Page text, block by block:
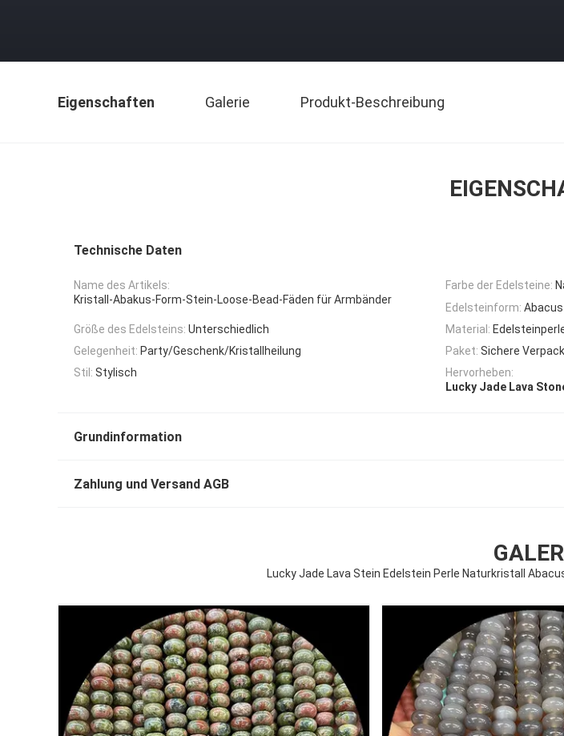
Eigenschaften Galerie Produkt-Beschreibung
Technische Daten
Name des Artikels:
Kristall-Abakus-Form-Stein-Loose-Bead-Fäden für Armbänder
Farbe der Edelsteine:
Edelsteinform:
Größe des Edelsteins: Unterschiedlich Material:
Gelegenheit: Party/Geschenk/Kristallheilung Paket: Sichere
Stil: Stylisch
Hervorheben:
Lucky Jade Lava
Grundinformation
Zahlung und Versand AGB
Lucky Jade Lava Stein Edelstein Perle Naturkristall